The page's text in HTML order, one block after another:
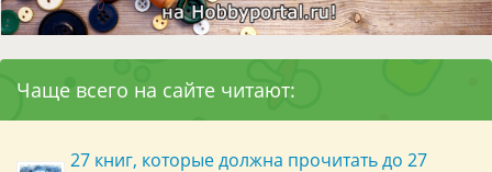
Чаще всего на сайте читают:
27 книг, которые должна прочитать до 27